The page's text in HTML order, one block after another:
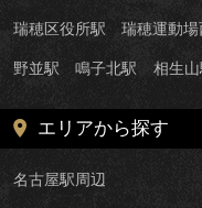
瑞穂区役所駅 瑞穂運動場
野並駅 鳴子北駅 相生山
エリアから探す
名古屋駅周辺